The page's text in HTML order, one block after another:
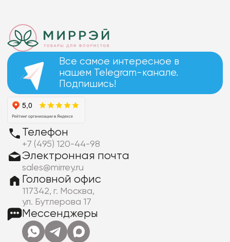
Все самое интересное в
нашем Telegram-канале.
Подпишись!
Телефон
+7 (495) 120-44-98
Электронная почта
sales@mirrey.ru
Головной офис
117342, г. Москва,
ул. Бутлерова 17
Мессенджеры